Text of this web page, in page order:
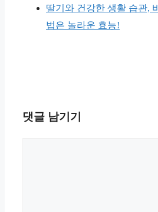
딸기와 건강한 생활 습관, 비
법은 놀라운 효능!
댓글 남기기